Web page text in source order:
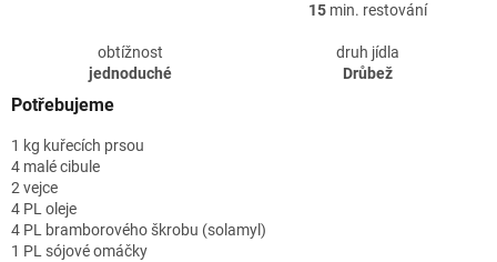
15min. restování
obtížnost
jednoduché
druh jídla
Drůbež
Potřebujeme
1 kg kuřecích prsou
4 malé cibule
2 vejce
4 PL oleje
4 PL bramborového škrobu (solamyl)
1 PL sójové omáčky